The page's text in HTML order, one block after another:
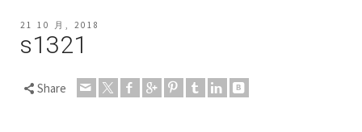
21 10 月, 2018
s1321
Share